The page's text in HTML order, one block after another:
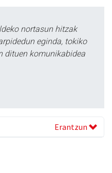
nortasun hitzak
eginda, tokiko
dituen komunikabidea
Erantzun